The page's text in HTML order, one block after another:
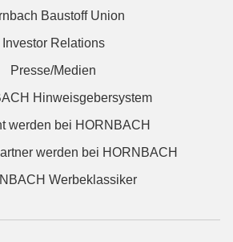
Baustoff Union
Investor Relations
Presse/Medien
Hinweisgebersystem
werden bei HORNBACH
werden bei HORNBACH
Werbeklassiker